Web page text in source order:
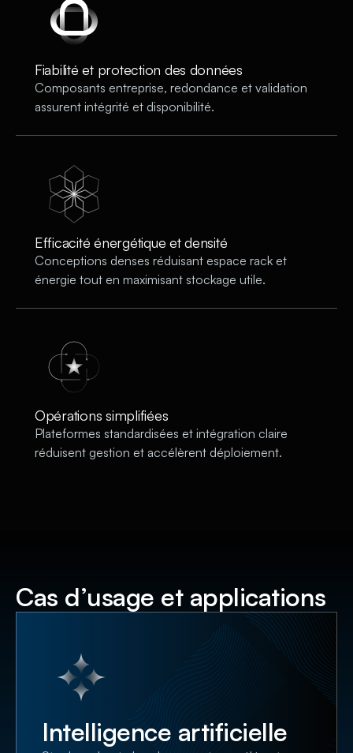
Fiabilité et protection des données
Composants entreprise, redondance et validation
assurent intégrité et disponibilité.
Efficacité énergétique et densité
Conceptions denses réduisant espace rack et
énergie tout en maximisant stockage utile.
Opérations simplifiées
Plateformes standardisées et intégration claire
réduisent gestion et accélèrent déploiement.
Cas d’usage et applications
Intelligence artificielle